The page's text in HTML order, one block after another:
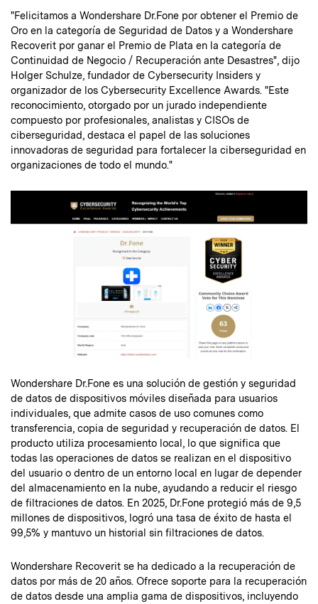
"Felicitamos a Wondershare Dr.Fone por obtener el Premio de
Oro en la categoría de Seguridad de Datos y a Wondershare
Recoverit por ganar el Premio de Plata en la categoría de
Continuidad de Negocio / Recuperación ante Desastres", dijo
Holger Schulze, fundador de Cybersecurity Insiders y
organizador de los Cybersecurity Excellence Awards. "Este
reconocimiento, otorgado por un jurado independiente
compuesto por profesionales, analistas y CISOs de
ciberseguridad, destaca el papel de las soluciones
innovadoras de seguridad para fortalecer la ciberseguridad en
organizaciones de todo el mundo."
Wondershare Dr.Fone es una solución de gestión y seguridad
de datos de dispositivos móviles diseñada para usuarios
individuales, que admite casos de uso comunes como
transferencia, copia de seguridad y recuperación de datos. El
producto utiliza procesamiento local, lo que significa que
todas las operaciones de datos se realizan en el dispositivo
del usuario o dentro de un entorno local en lugar de depender
del almacenamiento en la nube, ayudando a reducir el riesgo
de filtraciones de datos. En 2025, Dr.Fone protegió más de 9,5
millones de dispositivos, logró una tasa de éxito de hasta el
99,5% y mantuvo un historial sin filtraciones de datos.
Wondershare Recoverit se ha dedicado a la recuperación de
datos por más de 20 años. Ofrece soporte para la recuperación
de datos desde una amplia gama de dispositivos, incluyendo